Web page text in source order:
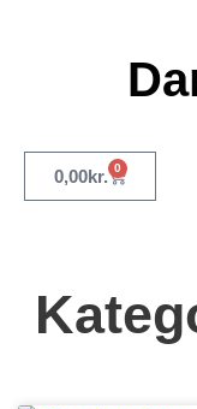
0,00kr. 0